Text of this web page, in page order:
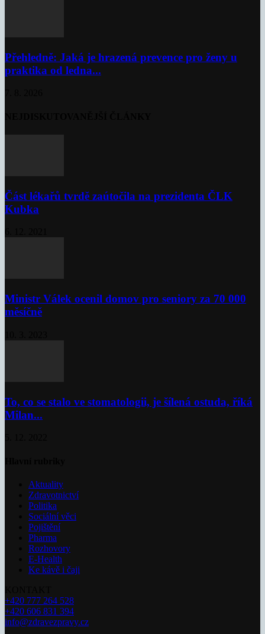
Přehledně: Jaká je hrazená prevence pro ženy u
praktika od ledna...
Část lékařů tvrdě zaútočila na prezidenta ČLK
Kubka
Ministr Válek ocenil domov pro seniory za 70 000
měsíčně
To, co se stalo ve stomatologii, je šílená ostuda, říká
Milan...
Aktuality
Zdravotnictví
Politika
Sociální věci
Pojištění
Pharma
Rozhovory
E-Health
Ke kávě i čaji
+420 777 264 528
+420 606 831 394
info@zdravezpravy.cz